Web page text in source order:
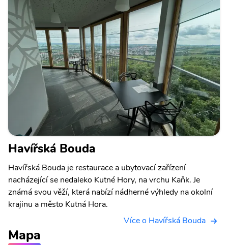
Havířská Bouda
Havířská Bouda je restaurace a ubytovací zařízení
nacházející se nedaleko Kutné Hory, na vrchu Kaňk. Je
známá svou věží, která nabízí nádherné výhledy na okolní
krajinu a město Kutná Hora.
Více o Havířská Bouda
Mapa